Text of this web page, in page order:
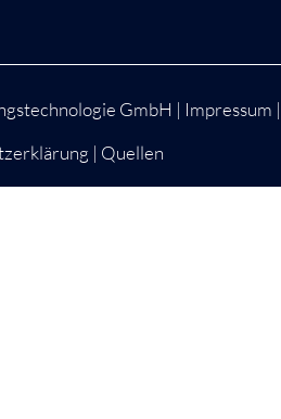
GmbH | Impressum |
| Quellen